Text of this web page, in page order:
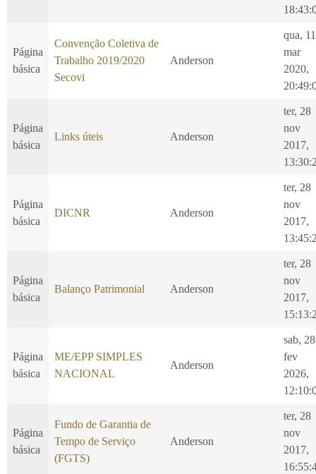
Página
básica
Convenção Coletiva de
Trabalho 2019/2020
Secovi
Anderson
qua, 11
mar
2020,
Página
básica
Links úteis Anderson
ter, 28
nov
2017,
Página
básica
DICNR Anderson
ter, 28
nov
2017,
Página
básica
Balanço Patrimonial Anderson
ter, 28
nov
2017,
Página
básica
ME/EPP SIMPLES
NACIONAL
Anderson
sab, 28
fev
2026,
Página
básica
Fundo de Garantia de
Tempo de Serviço
(FGTS)
Anderson
ter, 28
nov
2017,